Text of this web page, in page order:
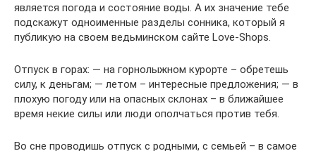
является погода и состояние воды. А их значение тебе
подскажут одноименные разделы сонника, который я
публикую на своем ведьминском сайте Love-Shops.
Отпуск в горах: — на горнолыжном курорте – обретешь
силу, к деньгам; — летом – интересные предложения; — в
плохую погоду или на опасных склонах – в ближайшее
время некие силы или люди ополчаться против тебя.
Во сне проводишь отпуск с родными, с семьей – в самое